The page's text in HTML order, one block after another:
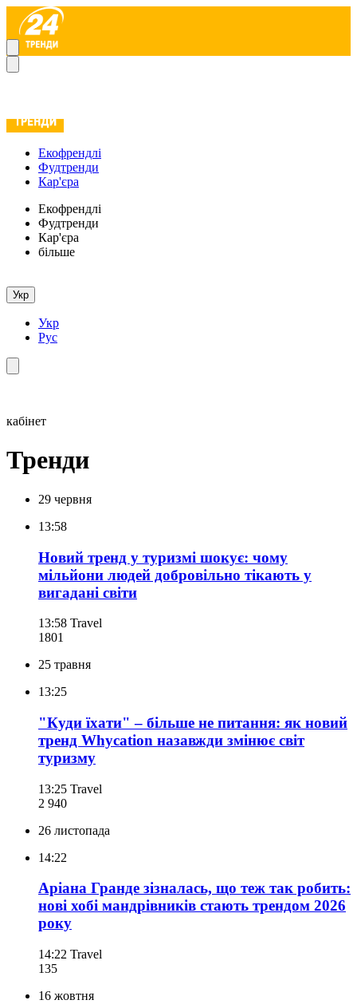
Екофрендлі
Фудтренди
Кар'єра
Екофрендлі
Фудтренди
Кар'єра
більше
Укр
Укр
Рус
кабінет
Тренди
29 червня
13:58
Новий тренд у туризмі шокує: чому
мільйони людей добровільно тікають у
вигадані світи
13:58 Travel
1801
25 травня
13:25
"Куди їхати" – більше не питання: як новий
тренд Whycation назавжди змінює світ
туризму
13:25 Travel
2 940
26 листопада
14:22
Аріана Гранде зізналась, що теж так робить:
нові хобі мандрівників стають трендом 2026
року
14:22 Travel
135
16 жовтня